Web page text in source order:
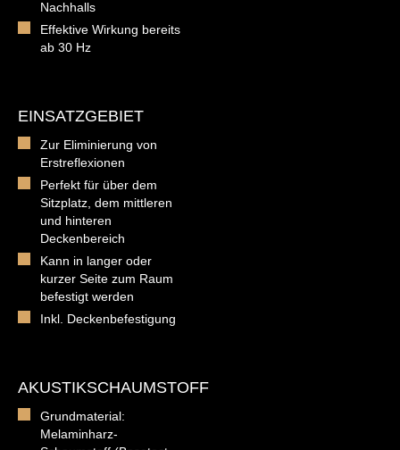
Nachhalls
Effektive Wirkung bereits
ab 30 Hz
EINSATZGEBIET
Zur Eliminierung von
Erstreflexionen
Perfekt für über dem
Sitzplatz, dem mittleren
und hinteren
Deckenbereich
Kann in langer oder
kurzer Seite zum Raum
befestigt werden
Inkl. Deckenbefestigung
AKUSTIKSCHAUMSTOFF
Grundmaterial:
Melaminharz-